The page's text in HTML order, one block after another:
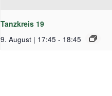
Tanzkreis 19
9. August | 17:45 - 18:45